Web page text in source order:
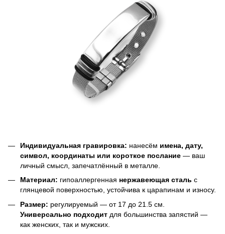
Индивидуальная гравировка: нанесём имена, дату,
символ, координаты или короткое послание — ваш
личный смысл, запечатлённый в металле.
Материал: гипоаллергенная нержавеющая сталь с
глянцевой поверхностью, устойчива к царапинам и износу.
Размер: регулируемый — от 17 до 21.5 см.
Универсально подходит для большинства запястий —
как женских, так и мужских.